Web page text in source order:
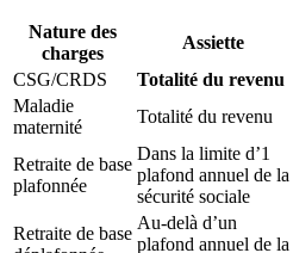
Nature des
charges
Assiette
CSG/CRDS
Totalité du revenu
Maladie
maternité
Totalité du revenu
Retraite de base
plafonnée
Dans la limite d’1
plafond annuel de la
sécurité sociale
Retraite de base
Au-delà d’un
plafond annuel de la